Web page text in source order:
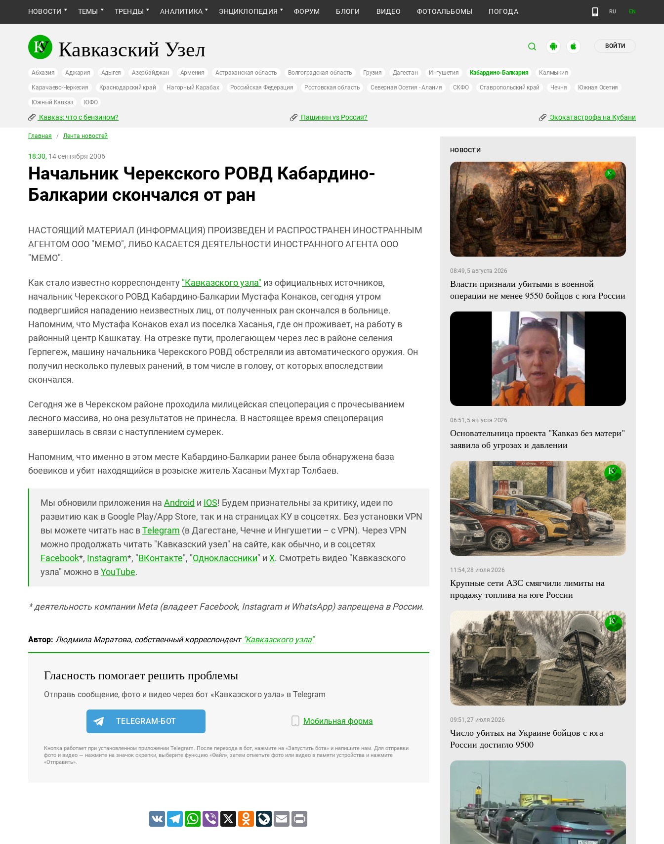
НОВОСТИ ТЕМЫ ТРЕНДЫ АНАЛИТИКА ЭНЦИКЛОПЕДИЯ ФОРУМ БЛОГИ ВИДЕО ФОТОАЛЬБОМЫ ПОГОДА RU EN
Кавказский Узел ВОЙТИ
Абхазия Аджария Адыгея Азербайджан Армения Астраханская область Волгоградская область Грузия Дагестан Ингушетия Кабардино-Балкария Калмыкия
Карачаево-Черкесия Краснодарский край Нагорный Карабах Российская Федерация Ростовская область Северная Осетия - Алания СКФО Ставропольский край Чечня Южная Осетия
Южный Кавказ ЮФО
Кавказ: что с бензином? Пашинян vs Россия? Экокатастрофа на Кубани
Главная / Лента новостей
18:30, 14 сентября 2006
Начальник Черекского РОВД Кабардино-
Балкарии скончался от ран
НАСТОЯЩИЙ МАТЕРИАЛ (ИНФОРМАЦИЯ) ПРОИЗВЕДЕН И РАСПРОСТРАНЕН ИНОСТРАННЫМ
АГЕНТОМ ООО "МЕМО", ЛИБО КАСАЕТСЯ ДЕЯТЕЛЬНОСТИ ИНОСТРАННОГО АГЕНТА ООО
"МЕМО".
Как стало известно корреспонденту "Кавказского узла" из официальных источников,
начальник Черекского РОВД Кабардино-Балкарии Мустафа Конаков, сегодня утром
подвергшийся нападению неизвестных лиц, от полученных ран скончался в больнице.
Напомним, что Мустафа Конаков ехал из поселка Хасанья, где он проживает, на работу в
районный центр Кашкатау. На отрезке пути, пролегающем через лес в районе селения
Герпегеж, машину начальника Черекского РОВД обстреляли из автоматического оружия. Он
получил несколько пулевых ранений, в том числе в голову, от которых впоследствии
скончался.
Сегодня же в Черекском районе проходила милицейская спецоперация с прочесыванием
лесного массива, но она результатов не принесла. В настоящее время спецоперация
завершилась в связи с наступлением сумерек.
Напомним, что именно в этом месте Кабардино-Балкарии ранее была обнаружена база
боевиков и убит находящийся в розыске житель Хасаньи Мухтар Толбаев.
Мы обновили приложения на Android и IOS! Будем признательны за критику, идеи по
развитию как в Google Play/App Store, так и на страницах КУ в соцсетях. Без установки VPN
вы можете читать нас вTelegram (в Дагестане, Чечне и Ингушетии – с VPN). Через VPN
можно продолжать читать "Кавказский узел" на сайте, как обычно, и в соцсетях
Facebook*, Instagram*, "ВКонтакте", "Одноклассники" и X. Смотреть видео "Кавказского
узла" можно вYouTube.
* деятельность компании Meta (владеет Facebook, Instagram и WhatsApp) запрещена в России.
Автор: Людмила Маратова, собственный корреспондент "Кавказского узла"
Гласность помогает решить проблемы
Отправь сообщение, фото и видео через бот «Кавказского узла» в Telegram
TELEGRAM-БОТ Мобильная форма
Кнопка работает при установленном приложении Telegram. После перехода в бот, нажмите на «Запустить бота» и напишите нам. Для отправки
фото и видео — нажмите на значок скрепки, выберите функцию «Файл», затем отметьте фото или видео в памяти устройства и нажмите
«Отправить».
VK TelegramWhatsApp
Viber X Odnoklassniki
LiveJournal
Email
НОВОСТИ
08:49, 5 августа 2026
Власти признали убитыми в военной
операции не менее 9550 бойцов с юга России
06:51, 5 августа 2026
Основательница проекта "Кавказ без матери"
заявила об угрозах и давлении
11:54, 28 июля 2026
Крупные сети АЗС смягчили лимиты на
продажу топлива на юге России
09:51, 27 июля 2026
Число убитых на Украине бойцов с юга
России достигло 9500